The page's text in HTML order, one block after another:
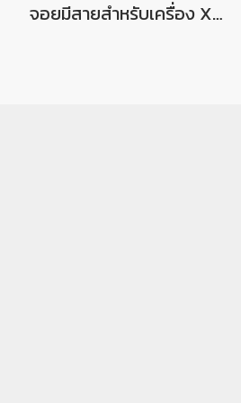
จอยมีสายสำหรับเครื่อง Xbox 360 สามารถใช้กับ PC Windows ได้ Wired Vibration Controller For Xbox 360